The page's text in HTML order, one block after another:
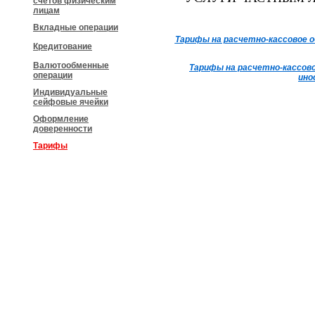
лицам
Вкладные операции
Кредитование
Валютообменные
операции
Индивидуальные
сейфовые ячейки
Оформление
доверенности
Тарифы
Тарифы на расчетно-кассовое
Тарифы на расчетно-